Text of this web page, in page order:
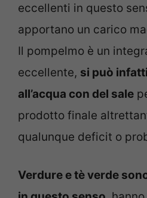
eccellenti in questo
apportano un carico
Il pompelmo è un
eccellente, si può
all’acqua con del sale
prodotto finale
qualunque deficit o
Verdure e tè verde